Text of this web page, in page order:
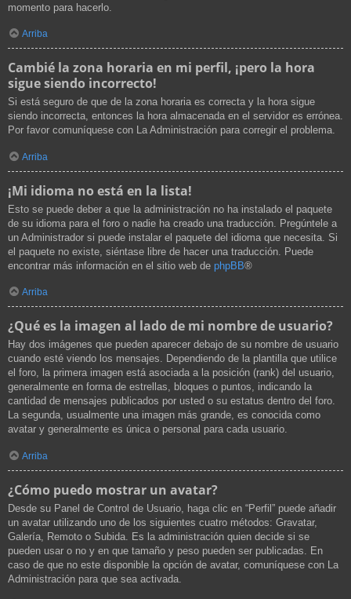
momento para hacerlo.
Arriba
Cambié la zona horaria en mi perfil, ¡pero la hora
sigue siendo incorrecto!
Si está seguro de que de la zona horaria es correcta y la hora sigue
siendo incorrecta, entonces la hora almacenada en el servidor es errónea.
Por favor comuníquese con La Administración para corregir el problema.
Arriba
¡Mi idioma no está en la lista!
Esto se puede deber a que la administración no ha instalado el paquete
de su idioma para el foro o nadie ha creado una traducción. Pregúntele a
un Administrador si puede instalar el paquete del idioma que necesita. Si
el paquete no existe, siéntase libre de hacer una traducción. Puede
encontrar más información en el sitio web de phpBB®
Arriba
¿Qué es la imagen al lado de mi nombre de usuario?
Hay dos imágenes que pueden aparecer debajo de su nombre de usuario
cuando esté viendo los mensajes. Dependiendo de la plantilla que utilice
el foro, la primera imagen está asociada a la posición (rank) del usuario,
generalmente en forma de estrellas, bloques o puntos, indicando la
cantidad de mensajes publicados por usted o su estatus dentro del foro.
La segunda, usualmente una imagen más grande, es conocida como
avatar y generalmente es única o personal para cada usuario.
Arriba
¿Cómo puedo mostrar un avatar?
Desde su Panel de Control de Usuario, haga clic en “Perfil” puede añadir
un avatar utilizando uno de los siguientes cuatro métodos: Gravatar,
Galería, Remoto o Subida. Es la administración quien decide si se
pueden usar o no y en que tamaño y peso pueden ser publicadas. En
caso de que no este disponible la opción de avatar, comuníquese con La
Administración para que sea activada.